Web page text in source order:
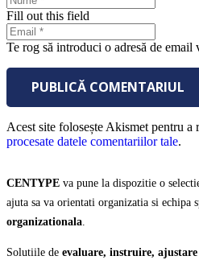
Fill out this field
Te rog să introduci o adresă de email
PUBLICĂ COMENTARIUL
Acest site folosește Akismet pentru a
procesate datele comentariilor tale.
CENTYPE va pune la dispozitie o
ajuta sa va orientati organizatia si echipa
organizationala
Solutiile de evaluare, instruire, ajustare